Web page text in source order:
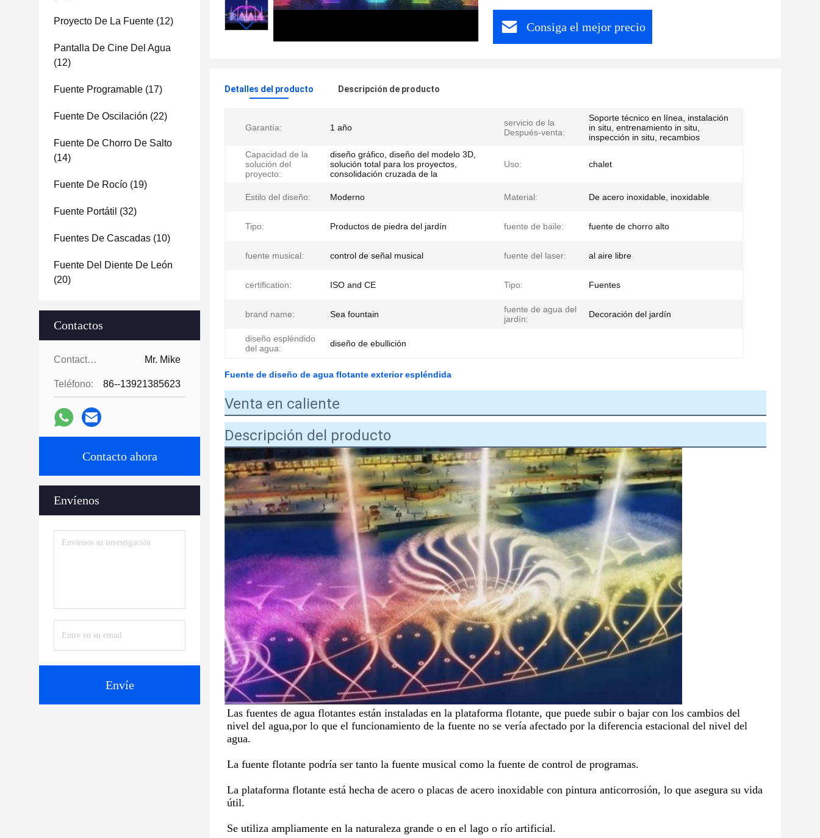
Proyecto De La Fuente (12)
Pantalla De Cine Del Agua
(12)
Fuente Programable (17)
Fuente De Oscilación (22)
Fuente De Chorro De Salto
(14)
Fuente De Rocío (19)
Fuente Portátil (32)
Fuentes De Cascadas (10)
Fuente Del Diente De León
(20)
Contactos
Contactos: Mr. Mike
Teléfono: 86--13921385623
Contacto ahora
Envíenos
Envíe
Consiga el mejor precio
Detalles del producto Descripción de producto
Garantía: 1 año
servicio de la
Después-venta:
Soporte técnico en línea, instalación
in situ, entrenamiento in situ,
inspección in situ, recambios
Capacidad de la
solución del
proyecto:
diseño gráfico, diseño del modelo 3D,
solución total para los proyectos,
consolidación cruzada de la
Uso: chalet
Estilo del diseño: Moderno Material: De acero inoxidable, inoxidable
Tipo: Productos de piedra del jardín fuente de baile: fuente de chorro alto
fuente musical: control de señal musical fuente del laser: al aire libre
certification: ISO and CE Tipo: Fuentes
brand name: Sea fountain
fuente de agua del
jardín:
Decoración del jardín
diseño espléndido
del agua:
diseño de ebullición
Fuente de diseño de agua flotante exterior espléndida
Venta en caliente
Descripción del producto
Las fuentes de agua flotantes están instaladas en la plataforma flotante, que puede subir o bajar con los cambios del
nivel del agua,por lo que el funcionamiento de la fuente no se vería afectado por la diferencia estacional del nivel del
agua.
La fuente flotante podría ser tanto la fuente musical como la fuente de control de programas.
La plataforma flotante está hecha de acero o placas de acero inoxidable con pintura anticorrosión, lo que asegura su vida
útil.
Se utiliza ampliamente en la naturaleza grande o en el lago o río artificial.